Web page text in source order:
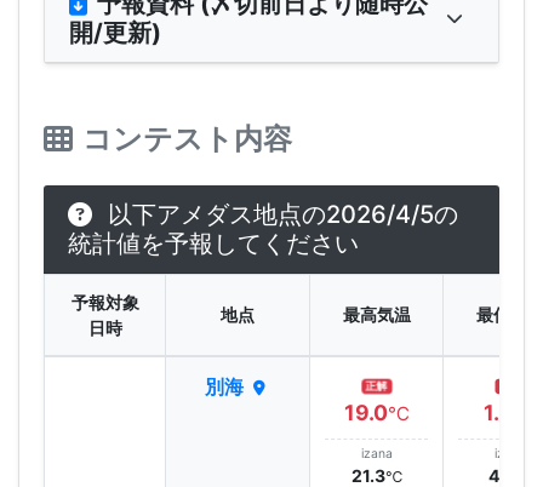
開/更新)
コンテスト内容
以下アメダス地点の2026/4/5の
統計値を予報してください
予報対象
日時
地点 最高気温 最低気温
別海 正解
19.0℃
izana
21.3℃
1.4
izana
4.9